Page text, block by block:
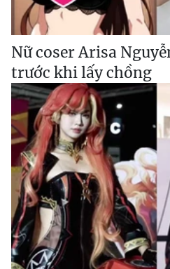
Nữ coser Arisa
trước khi lấy chồng